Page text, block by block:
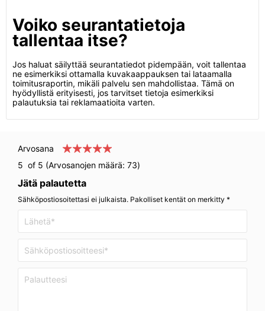
Voiko seurantatietoja
tallentaa itse?
Jos haluat säilyttää seurantatiedot pidempään, voit tallentaa
ne esimerkiksi ottamalla kuvakaappauksen tai lataamalla
toimitusraportin, mikäli palvelu sen mahdollistaa. Tämä on
hyödyllistä erityisesti, jos tarvitset tietoja esimerkiksi
palautuksia tai reklamaatioita varten.
Arvosana
5 of 5 (Arvosanojen määrä: 73)
Jätä palautetta
Sähköpostiosoitettasi ei julkaista. Pakolliset kentät on merkitty *